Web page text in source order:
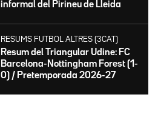
informal del Pirineu de Lleida
RESUMS FUTBOL ALTRES (3CAT)
Resum del Triangular Udine: FC
Barcelona-Nottingham Forest (1-
0) / Pretemporada 2026-27